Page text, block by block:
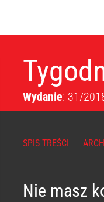
Wydanie: 31/
SPIS TREŚCI
Nie masz